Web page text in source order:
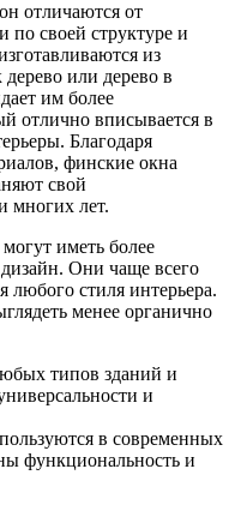
отличаются от
по своей структуре и
из
или дерево в
им более
отлично вписывается в
Благодаря
финские окна
свой
многих лет.
иметь более
Они чаще всего
любого стиля интерьера.
менее органично
типов зданий и
и
в современных
функциональность и